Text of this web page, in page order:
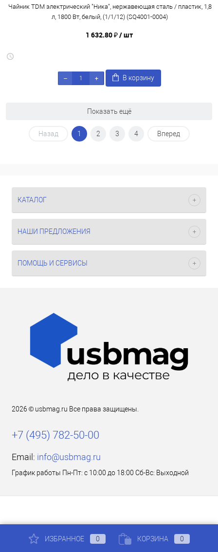
Чайник TDM электрический "Ника", нержавеющая сталь / пластик, 1,8
л, 1800 Вт, белый, (1/1/12) (SQ4001-0004)
1 632.80 ₽/ шт
В корзину
Показать ещё
Назад 1 2 3 4 Вперед
КАТАЛОГ
НАШИ ПРЕДЛОЖЕНИЯ
ПОМОЩЬ И СЕРВИСЫ
2026 © usbmag.ru Все права защищены.
+7 (495) 782-50-00
Email: info@usbmag.ru
График работы Пн-Пт: с 10:00 до 18:00 Сб-Вс: Выходной
ИЗБРАННОЕ 0 КОРЗИНА 0